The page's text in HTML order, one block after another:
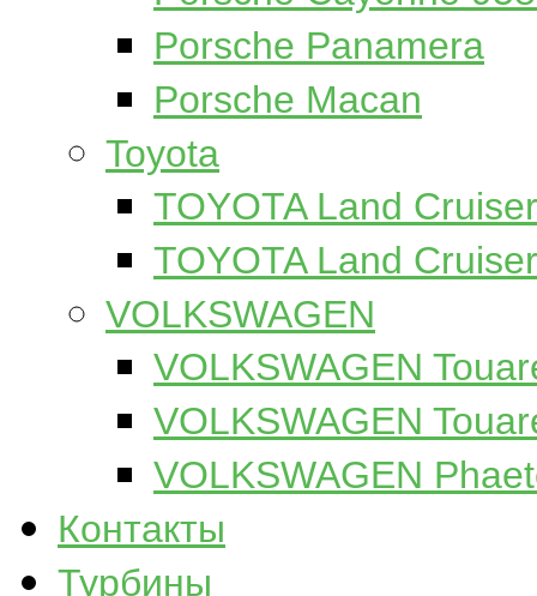
Porsche Panamera
Porsche Macan
Toyota
TOYOTA Land
TOYOTA Land
VOLKSWAGEN
VOLKSWAGEN
VOLKSWAGEN
VOLKSWAGEN
Контакты
Турбины